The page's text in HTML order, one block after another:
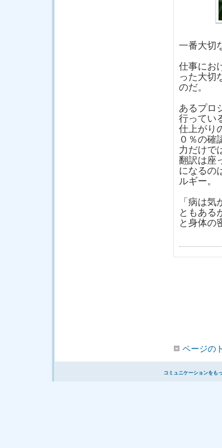
一番大切
仕事にお
った大切
のだ。
あるプロ
行ってい
仕上がり
０％の確
力だけで
翻訳は座
になるの
ルギー。
「病は
ともある
と身体の
ページの
コミュニケーションをも